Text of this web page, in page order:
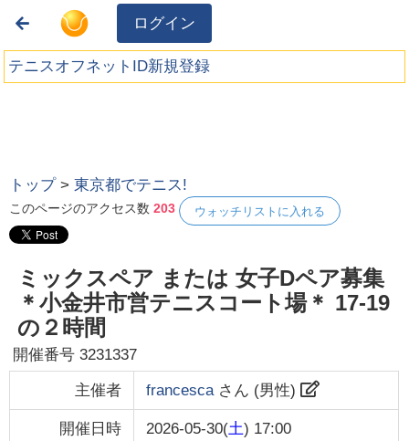
ログイン
テニスオフネットID新規登録
トップ >東京都でテニス!
このページのアクセス数203 ウォッチリストに入れる
ミックスペア または 女子Dペア募集
＊小金井市営テニスコート場＊ 17-19
の２時間
開催番号3231337
主催者 francescaさん (男性)
開催日時 2026-05-30(土) 17:00